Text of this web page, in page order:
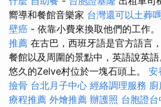
嚮導和餐館音樂家 台灣還可以土葬
壁癌 - 依靠小費來換取他們的工作。
推薦 在古巴，西班牙語是官方語言
餐館以及周圍的景點中，英語說英
悠久的Zelve村位於一塊石頭上。 安
撿骨 台北月子中心 經絡調理服務
療程推薦 外燴推薦 辦護照 台胞證台